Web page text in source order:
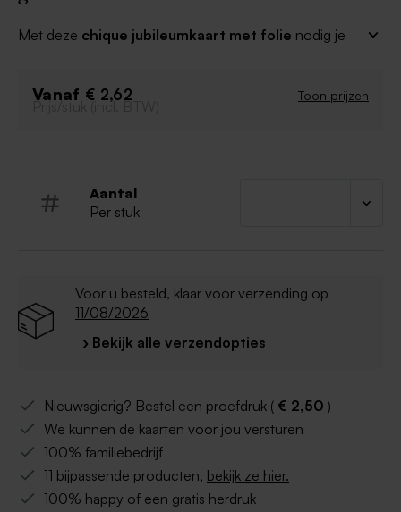
Met deze chique jubileumkaart met folie nodig je
Combineer het met unieke bijpassende traktaties en
Pas aan naar wens in onze editor
Kies je favoriete foliekleur
Vanaf € 2,62 Toon prijzen
Prijs/stuk (incl. BTW)
Aantal
Per stuk
Voor u besteld, klaar voor verzending op
11/08/2026
› Bekijk alle verzendopties
Nieuwsgierig? Bestel een proefdruk ( € 2,50 )
We kunnen de kaarten voor jou versturen
100% familiebedrijf
11 bijpassende producten, bekijk ze hier.
100% happy of een gratis herdruk